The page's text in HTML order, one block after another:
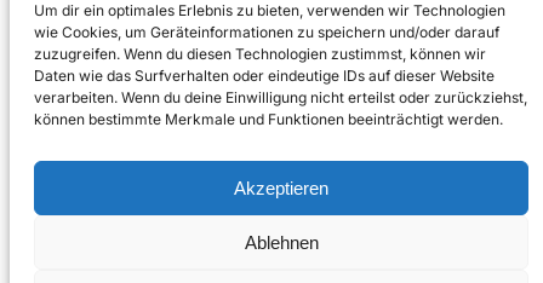
Um dir ein optimales Erlebnis zu bieten, verwenden wir Technologien
wie Cookies, um Geräteinformationen zu speichern und/oder darauf
zuzugreifen. Wenn du diesen Technologien zustimmst, können wir
Daten wie das Surfverhalten oder eindeutige IDs auf dieser Website
verarbeiten. Wenn du deine Einwilligung nicht erteilst oder zurückziehst,
können bestimmte Merkmale und Funktionen beeinträchtigt werden.
Akzeptieren
Ablehnen
Lecker essen – gesund leben.
Kontakt